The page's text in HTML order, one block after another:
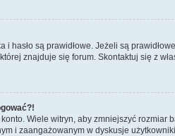
hasło są prawidłowe. Jeżeli są
znajduje się forum. Skontaktuj się z
Wiele witryn, aby zmniejszyć
i zaangażowanym w dyskusje